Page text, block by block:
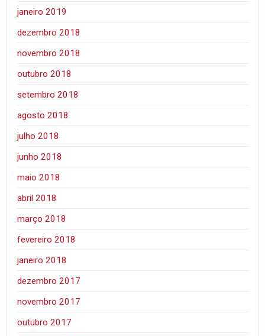
janeiro 2019
dezembro 2018
novembro 2018
outubro 2018
setembro 2018
agosto 2018
julho 2018
junho 2018
maio 2018
abril 2018
março 2018
fevereiro 2018
janeiro 2018
dezembro 2017
novembro 2017
outubro 2017